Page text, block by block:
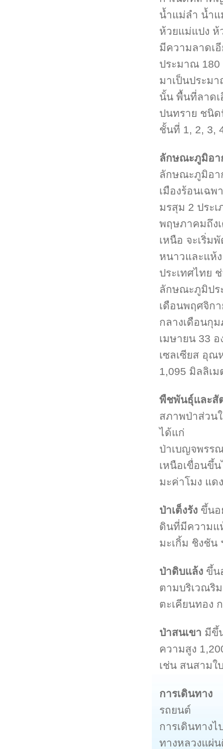
น้ำแม่ลำ น้ำแ
ห้วยแม่แปง ห้
มีความลาดเ
ประมาณ 180
มาเป็นประม
นั้น พื้นที่ลาดเ
ปนทราย ชนิ
ชั้นที่ 1, 2, 3,
ลักษณะภูมิอา
ลักษณะภูมิอา
เมืองร้อนเฉ
มรสุม 2 ประ
พฤษภาคมถึง
เหนือ จะเริ่ม
หนาวและแห้
ประเทศไทย
ลักษณะภูมิปร
เดือนพฤศจิก
กลางเดือนกุ
เมษายน 33
เซลเซียส อุณ
1,095 มิลลิเ
พืชพันธุ์และสั
สภาพป่าส่วน
ได้แก่
ป่าเบญจพรร
เหนือเขื่อนขึ้
มะค่าโมง แด
ป่าเต็งรัง ขึ้นอ
ดินที่มีความแ
มะเกิ้ม ชิงชัน
ป่าดิบแล้ง ขึ้น
ตามบริเวณริ
ตะเคียนทอง
ป่าสนเขา มีขึ้
ความสูง
เช่น สนสามใ
การเดินทาง
รถยนต์
การเดินทาง
ทางหลวงแผ่